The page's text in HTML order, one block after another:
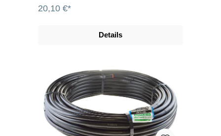
20,10 €*
Details